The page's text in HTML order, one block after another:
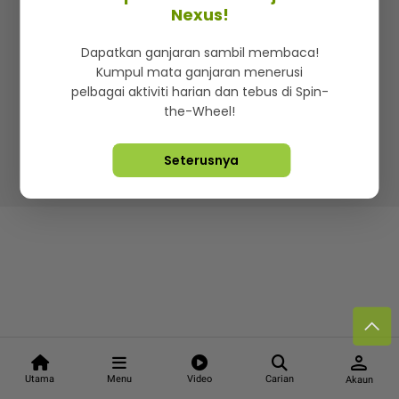
Utama Menu Video Carian
person
Akaun
Iklan di SMG360
Terma & Syarat Dasar Privasi
Lebih hot, viral dan sensasi
Hakcipta Terpelihara ©2026. Star Media Group Berhad
Nexus!
Dapatkan ganjaran sambil membaca!
Kumpul mata ganjaran menerusi
pelbagai aktiviti harian dan tebus di Spin-
the-Wheel!
Seterusnya